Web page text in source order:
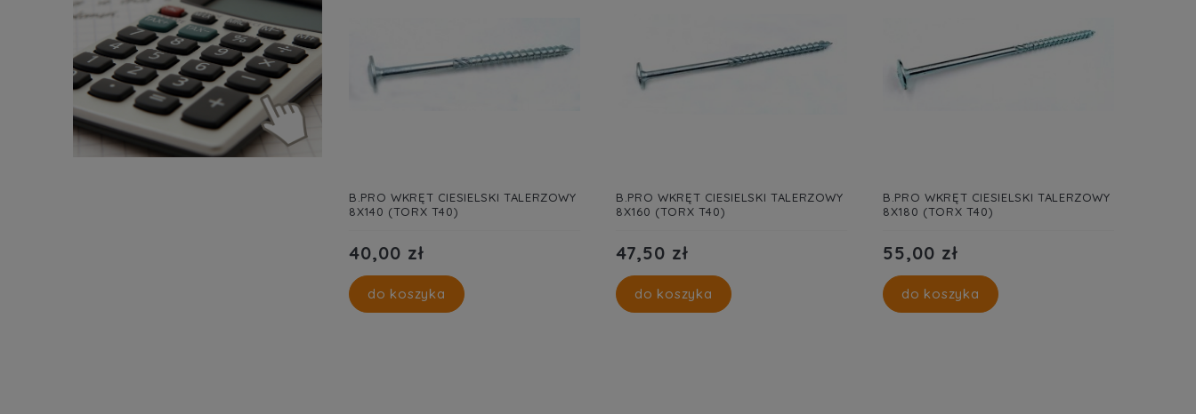
B.PRO WKRĘT CIESIELSKI TALERZOWY
8X140 (TORX T40)
40,00 zł
do koszyka
B.PRO WKRĘT CIESIELSKI TALERZOWY
8X160 (TORX T40)
47,50 zł
do koszyka
B.PRO WKRĘT CIESIELSKI TALERZOWY
8X180 (TORX T40)
55,00 zł
do koszyka